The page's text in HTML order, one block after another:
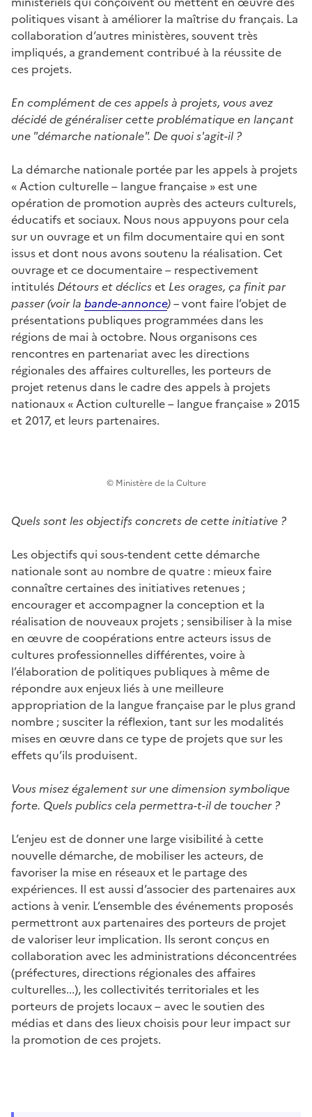
politiques visant à améliorer la maîtrise du français. La
collaboration d’autres ministères, souvent très
impliqués, a grandement contribué à la réussite de
ces projets.
En complément de ces appels à projets, vous avez
décidé de généraliser cette problématique en lançant
une "démarche nationale". De quoi s'agit-il ?
La démarche nationale portée par les appels à projets
« Action culturelle – langue française » est une
opération de promotion auprès des acteurs culturels,
éducatifs et sociaux. Nous nous appuyons pour cela
sur un ouvrage et un film documentaire qui en sont
issus et dont nous avons soutenu la réalisation. Cet
ouvrage et ce documentaire – respectivement
intitulés Détours et déclicset Les orages, ça finit par
passer (voir la bande-annonce) –vont faire l’objet de
présentations publiques programmées dans les
régions de mai à octobre. Nous organisons ces
rencontres en partenariat avec les directions
régionales des affaires culturelles, les porteurs de
projet retenus dans le cadre des appels à projets
nationaux « Action culturelle – langue française » 2015
et 2017, et leurs partenaires.
© Ministère de la Culture
Quels sont les objectifs concrets de cette initiative ?
Les objectifs qui sous-tendent cette démarche
nationale sont au nombre de quatre : mieux faire
connaître certaines des initiatives retenues ;
encourager et accompagner la conception et la
réalisation de nouveaux projets ; sensibiliser à la mise
en œuvre de coopérations entre acteurs issus de
cultures professionnelles différentes, voire à
l’élaboration de politiques publiques à même de
répondre aux enjeux liés à une meilleure
appropriation de la langue française par le plus grand
nombre ; susciter la réflexion, tant sur les modalités
mises en œuvre dans ce type de projets que sur les
effets qu’ils produisent.
Vous misez également sur une dimension symbolique
forte. Quels publics cela permettra-t-il de toucher ?
L’enjeu est de donner une large visibilité à cette
nouvelle démarche, de mobiliser les acteurs, de
favoriser la mise en réseaux et le partage des
expériences. Il est aussi d’associer des partenaires aux
actions à venir. L’ensemble des événements proposés
permettront aux partenaires des porteurs de projet
de valoriser leur implication. Ils seront conçus en
collaboration avec les administrations déconcentrées
(préfectures, directions régionales des affaires
culturelles...), les collectivités territoriales et les
porteurs de projets locaux – avec le soutien des
médias et dans des lieux choisis pour leur impact sur
la promotion de ces projets.